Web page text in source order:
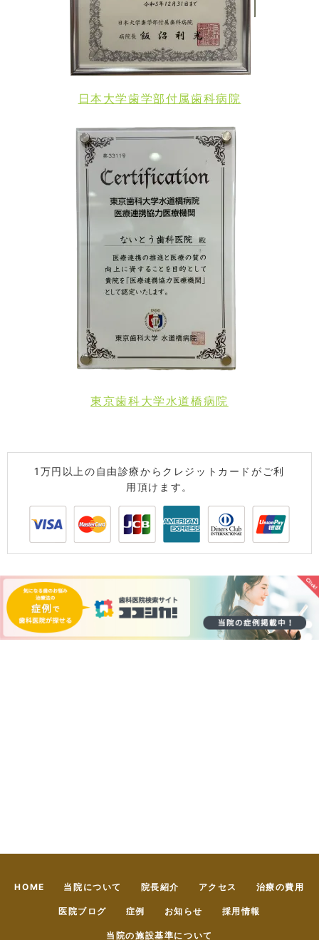
日本大学歯学部付属歯科病院
東京歯科大学水道橋病院
1万円以上の自由診療からクレジットカードがご利
用頂けます。
HOME 当院について 院長紹介 アクセス 治療の費用
医院ブログ 症例 お知らせ 採用情報
当院の施設基準について